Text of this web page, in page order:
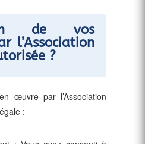
de vos
l’Association
?
œuvre par l’Association
: